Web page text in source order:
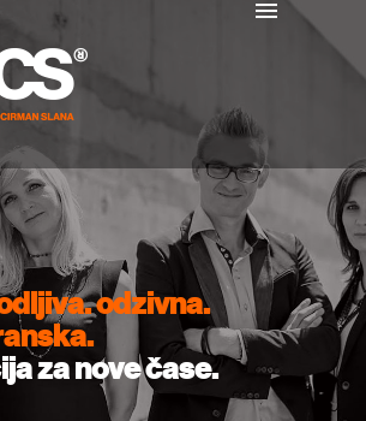
odzivna.
za nove čase.